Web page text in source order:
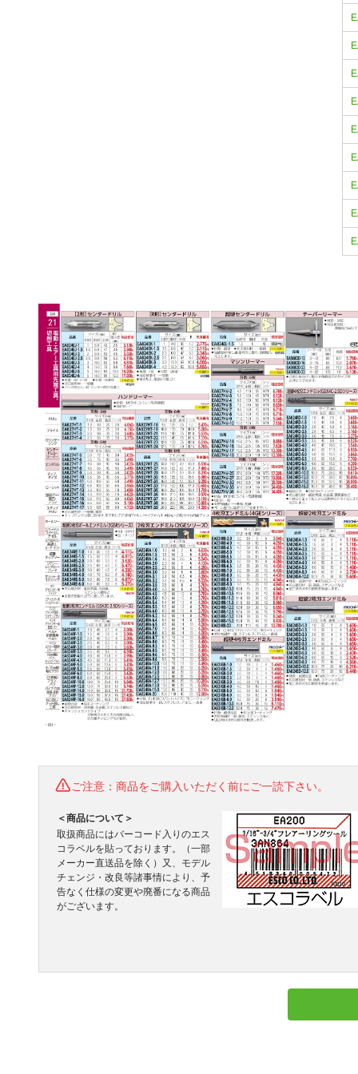
ご注意：商品をご購入いただく前にご一読下さい。
＜商品について＞
取扱商品にはバーコード入りのエス
コラベルを貼っております。（一部
メーカー直送品を除く）又、モデル
チェンジ・改良等諸事情により、予
告なく仕様の変更や廃番になる商品
がございます。